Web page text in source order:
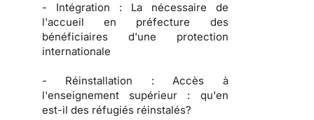
- Intégration : La nécessaire de
l'accueil en préfecture des
bénéficiaires d'une protection
internationale
- Réinstallation : Accès à
l'enseignement supérieur : qu'en
est-il des réfugiés réinstalés?